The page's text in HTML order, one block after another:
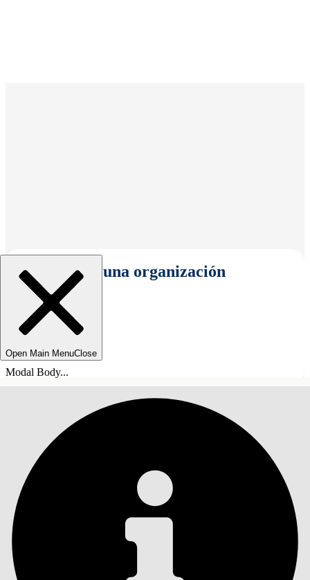
Seleccionar una organización
Open Main MenuClose
Modal Body...
ÍNDICE DE MATERIAS